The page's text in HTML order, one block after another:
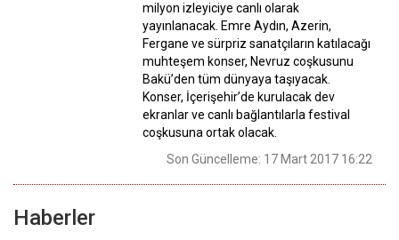
milyon izleyiciye canlı olarak
yayınlanacak. Emre Aydın, Azerin,
Fergane ve sürpriz sanatçıların katılacağı
muhteşem konser, Nevruz coşkusunu
Bakü’den tüm dünyaya taşıyacak.
Konser, İçerişehir’de kurulacak dev
ekranlar ve canlı bağlantılarla festival
coşkusuna ortak olacak.
Son Güncelleme: 17 Mart 2017 16:22
Haberler